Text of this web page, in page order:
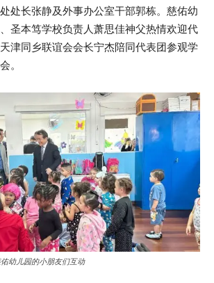
处长张静及外事办公室干部郭栋。慈佑幼
圣本笃学校负责人萧思佳神父热情欢迎代
津同乡联谊会会长宁杰陪同代表团参观学
。
幼儿园的小朋友们互动